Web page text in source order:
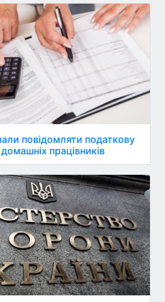
повідомляти податкову
працівників